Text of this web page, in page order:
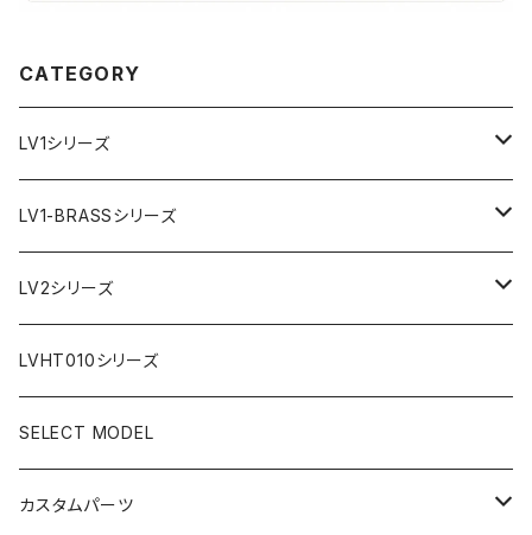
CATEGORY
LV1シリーズ
AR文字盤
フラット型ベゼル
スロープ型ベゼル
C1文字盤
C3文字盤
C3S文字盤
X1文字盤
LV1-BRASSシリーズ
AR文字盤
C3S文字盤
2ND文字盤
LV2シリーズ
AR文字盤
C1文字盤
C3S文字盤
LVHT010シリーズ
SELECT MODEL
カスタムパーツ